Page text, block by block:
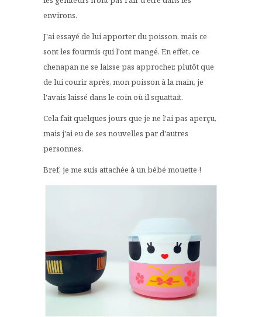
environs.
J'ai essayé de lui apporter du poisson, mais ce
sont les fourmis qui l'ont mangé. En effet, ce
chenapan ne se laisse pas approcher, plutôt que
de lui courir après, mon poisson à la main, je
l'avais laissé dans le coin où il squattait.
Cela fait quelques jours que je ne l'ai pas aperçu,
mais j'ai eu de ses nouvelles par d'autres
personnes.
Bref, je me suis attachée à un bébé mouette !